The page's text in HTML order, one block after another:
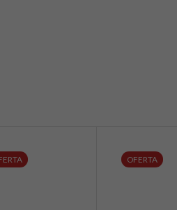
OFERTA